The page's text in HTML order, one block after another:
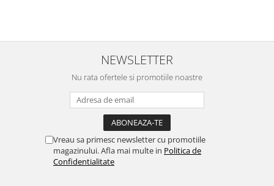
NEWSLETTER
Nu rata ofertele si promotiile noastre
Vreau sa primesc newsletter cu promotiile
magazinului. Afla mai multe in Politica de
Confidentialitate